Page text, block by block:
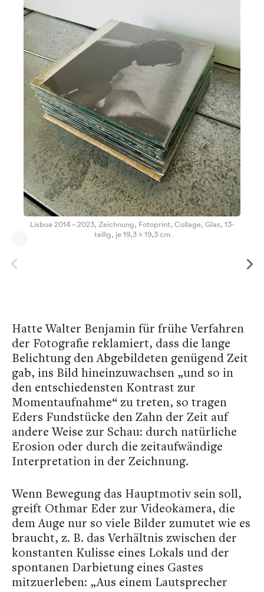
Lisboa 2014 – 2023, Zeichnung, Fotoprint, Collage, Glas, 13-
teilig, je 19,3 x 19,3 cm
Hatte Walter Benjamin für frühe Verfahren
der Fotografie reklamiert, dass die lange
Belichtung den Abgebildeten genügend Zeit
gab, ins Bild hineinzuwachsen „und so in
den entschiedensten Kontrast zur
Momentaufnahme“ zu treten, so tragen
Eders Fundstücke den Zahn der Zeit auf
andere Weise zur Schau: durch natürliche
Erosion oder durch die zeitaufwändige
Interpretation in der Zeichnung.
Wenn Bewegung das Hauptmotiv sein soll,
greift Othmar Eder zur Videokamera, die
dem Auge nur so viele Bilder zumutet wie es
braucht, z. B. das Verhältnis zwischen der
konstanten Kulisse eines Lokals und der
spontanen Darbietung eines Gastes
mitzuerleben: „Aus einem Lautsprecher